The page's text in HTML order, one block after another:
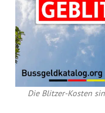
Die Blitzer-Kosten